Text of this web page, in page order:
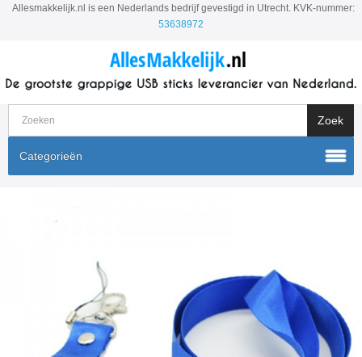
Allesmakkelijk.nl is een Nederlands bedrijf gevestigd in Utrecht. KVK-nummer:
53638972
Categorieën